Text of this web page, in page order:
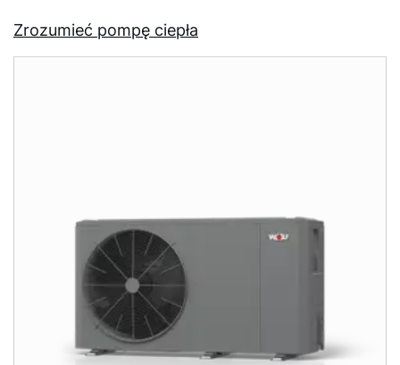
Zrozumieć pompę ciepła